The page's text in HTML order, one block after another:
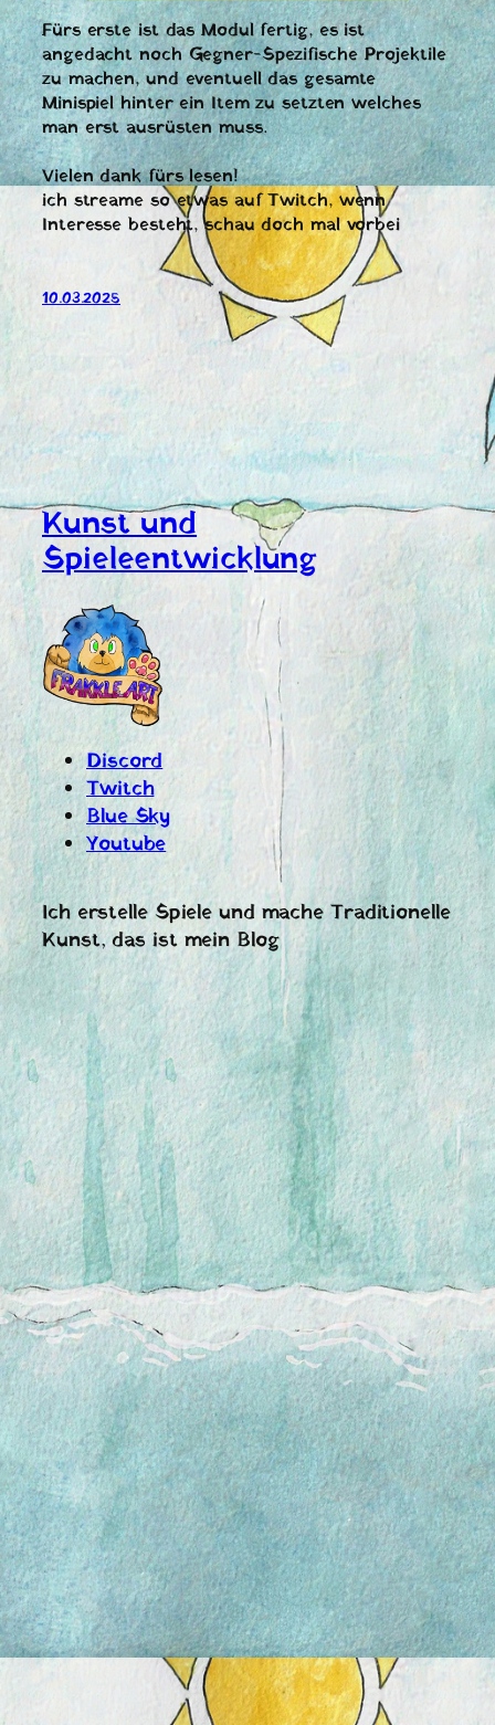
Fürs erste ist das Modul fertig, es ist
angedacht noch Gegner-Spezifische Projektile
zu machen, und eventuell das gesamte
Minispiel hinter ein Item zu setzten welches
man erst ausrüsten muss.
Vielen dank fürs lesen!
ich streame so etwas auf Twitch, wenn
Interesse besteht, schau doch mal vorbei
10.03.2025
Kunst und
Spieleentwicklung
Discord
Twitch
Blue Sky
Youtube
Ich erstelle Spiele und mache Traditionelle
Kunst, das ist mein Blog